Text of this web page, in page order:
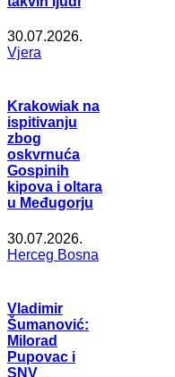
30.07.2026.
Vjera
Krakowiak na
ispitivanju
zbog
oskvrnuća
Gospinih
kipova i oltara
u Međugorju
30.07.2026.
Herceg Bosna
Vladimir
Šumanović:
Milorad
Pupovac i
SNV